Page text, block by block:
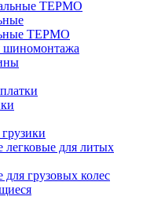
ТЕРМО
ТЕРМО
шиномонтажа
легковые для литых
грузовых колес